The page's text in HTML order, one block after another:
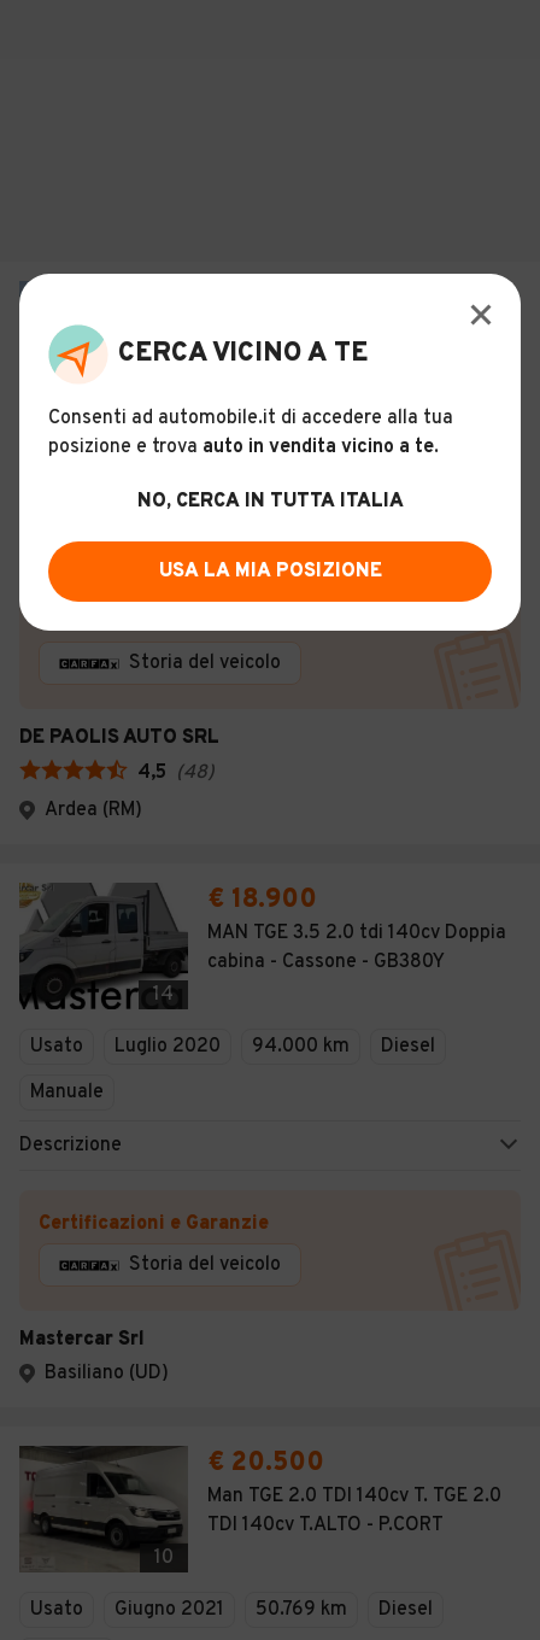
Man TGE 3.140 2.0 TDI 140CV PM-
TM Furgone
Usato Febbraio 2022 80.878 km
Diesel
Unico proprietario
Descrizione
Certificazioni e Garanzie
Storia del veicolo
DE PAOLIS AUTO SRL
4,5 (48)
Ardea (RM)
14
€ 18.900
MAN TGE 3.5 2.0 tdi 140cv Doppia
cabina - Cassone - GB380Y
Usato Luglio 2020 94.000 km
Diesel
Manuale
Descrizione
Certificazioni e Garanzie
Storia del veicolo
Mastercar Srl
Basiliano (UD)
10
€ 20.500
Man TGE 2.0 TDI 140cv T. TGE 2.0
TDI 140cv T.ALTO - P.CORT
Usato Giugno 2021 50.769 km Diesel
CERCA VICINO A TE
Consenti ad automobile.it di accedere alla tua
posizione e trova auto in vendita vicino a te.
NO, CERCA IN TUTTA ITALIA
USA LA MIA POSIZIONE